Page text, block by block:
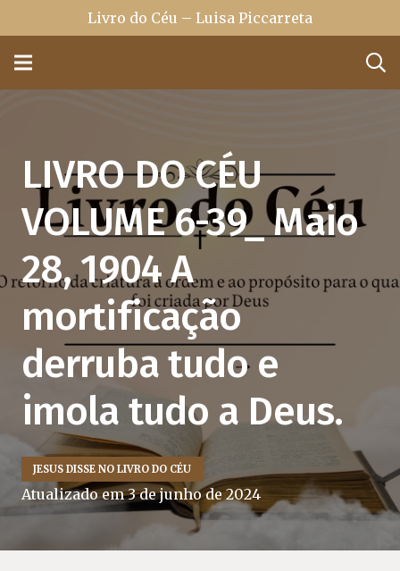
Livro do Céu – Luisa Piccarreta
LIVRO DO CÉU
VOLUME 6-39_ Maio
28, 1904 A
mortificação
derruba tudo e
imola tudo a Deus.
JESUS DISSE NO LIVRO DO CÉU
Atualizado em3 de junho de 2024